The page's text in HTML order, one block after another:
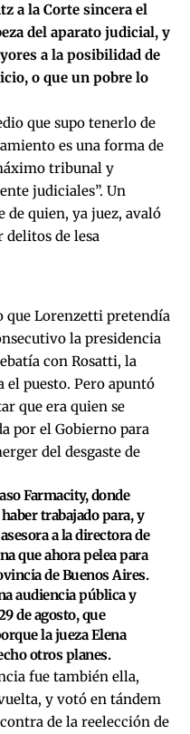
a la Corte sincera el
del aparato judicial, y
a la posibilidad de
o que un pobre lo
que supo tenerlo de
es una forma de
tribunal y
judiciales”. Un
quien, ya juez, avaló
delitos de lesa
que Lorenzetti pretendía
la presidencia
con Rosatti, la
puesto. Pero apuntó
que era quien se
por el Gobierno para
del desgaste de
Farmacity, donde
trabajado para, y
a la directora de
que ahora pelea para
de Buenos Aires.
audiencia pública y
de agosto, que
la jueza Elena
otros planes.
fue también ella,
y votó en tándem
de la reelección de